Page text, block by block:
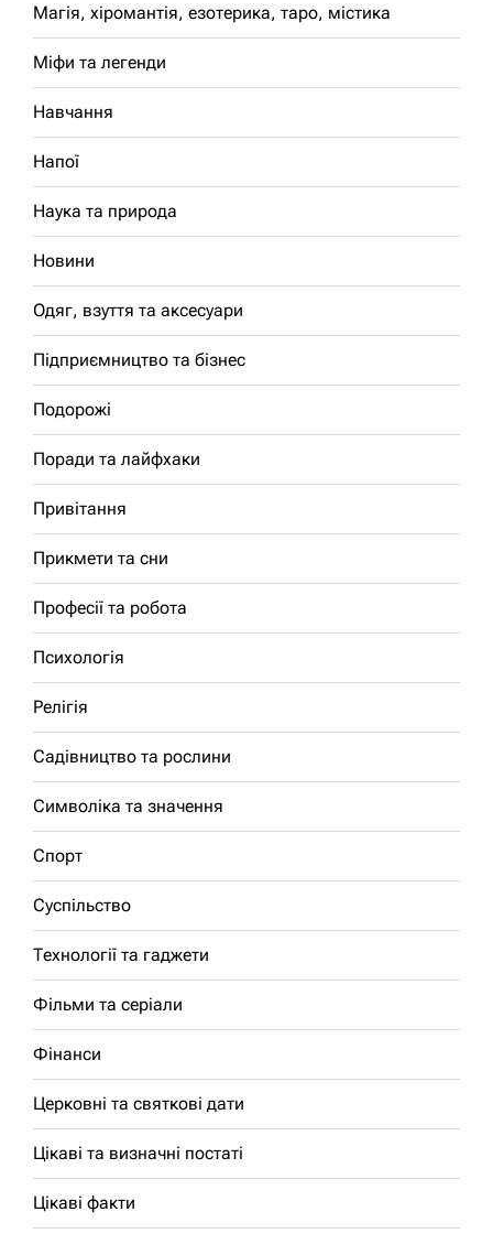
Магія, хіромантія, езотерика, таро, містика
Міфи та легенди
Навчання
Напої
Наука та природа
Новини
Одяг, взуття та аксесуари
Підприємництво та бізнес
Подорожі
Поради та лайфхаки
Привітання
Прикмети та сни
Професії та робота
Психологія
Релігія
Садівництво та рослини
Символіка та значення
Спорт
Суспільство
Технології та гаджети
Фільми та серіали
Фінанси
Церковні та святкові дати
Цікаві та визначні постаті
Цікаві факти